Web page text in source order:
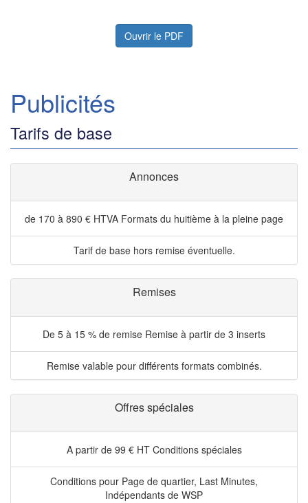
Ouvrir le PDF
Publicités
Tarifs de base
Annonces
de 170 à 890 € HTVA Formats du huitième à la pleine page
Tarif de base hors remise éventuelle.
Remises
De 5 à 15 % de remise Remise à partir de 3 inserts
Remise valable pour différents formats combinés.
Offres spéciales
A partir de 99 € HT Conditions spéciales
Conditions pour Page de quartier, Last Minutes,
Indépendants de WSP